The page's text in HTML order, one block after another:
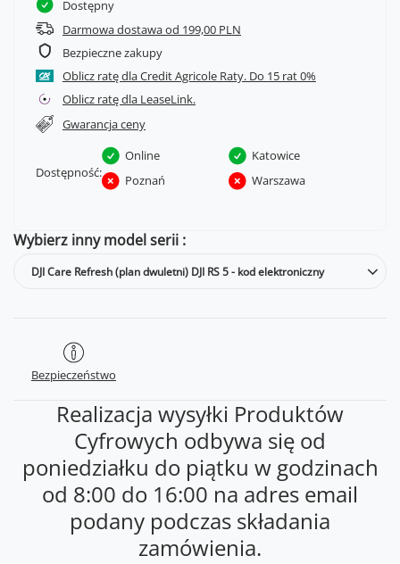
Wybierz inny model serii
DJI Care Refresh (plan dwuletni) DJI RS 5 - kod elektroniczny
Dostępny
Darmowa dostawa od 199,00 PLN
Bezpieczne zakupy
Oblicz ratę dla Credit Agricole Raty.
Oblicz ratę dla LeaseLink.
Gwarancja ceny
Dostępność:
Online
Katowice
Poznań
Warszawa
Bezpieczeństwo
Realizacja wysyłki Produktów
Cyfrowych odbywa się od
poniedziałku do piątku w godzinach
od 8:00 do 16:00 na adres email
podany podczas składania
zamówienia.